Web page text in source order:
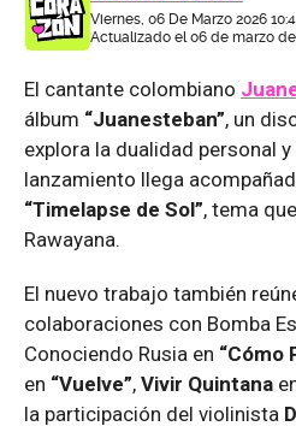
Viernes, 06 De Marzo 2026
Actualizado el 06 de marzo del
El cantante colombiano
álbum “Juanesteban”, un
explora la dualidad personal
lanzamiento llega
“Timelapse de Sol”, tema
Rawayana.
El nuevo trabajo también
colaboraciones con Bomba
Conociendo Rusia en “Cómo
en “Vuelve”, Vivir Quintana
la participación del violinista